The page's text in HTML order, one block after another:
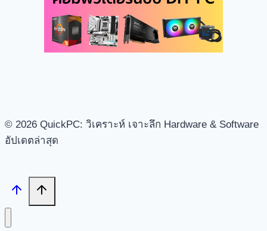
© 2026 QuickPC: วิเคราะห์ เจาะลึก Hardware & Software
อัปเดตล่าสุด